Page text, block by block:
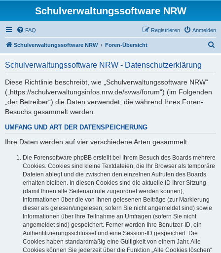
Schulverwaltungssoftware NRW
FAQ Anmelden
Registrieren
Schulverwaltungssoftware NRW Foren-Übersicht
Schulverwaltungssoftware NRW - Datenschutzerklärung
Diese Richtlinie beschreibt, wie „Schulverwaltungssoftware NRW“
(„https://schulverwaltungsinfos.nrw.de/svws/forum“) (im Folgenden
„der Betreiber“) die Daten verwendet, die während Ihres Foren-
Besuchs gesammelt werden.
UMFANG UND ART DER DATENSPEICHERUNG
Ihre Daten werden auf vier verschiedene Arten gesammelt:
Die Forensoftware phpBB erstellt bei Ihrem Besuch des Boards mehrere
Cookies. Cookies sind kleine Textdateien, die Ihr Browser als temporäre
Dateien ablegt und die zwischen den einzelnen Aufrufen des Boards
erhalten bleiben. In diesen Cookies sind die aktuelle ID Ihrer Sitzung
(damit Ihnen alle Seitenaufrufe zugeordnet werden können),
Informationen über die von Ihnen gelesenen Beiträge (zur Markierung
dieser als gelesen/ungelesen; sofern Sie nicht angemeldet sind) sowie
Informationen über Ihre Teilnahme an Umfragen (sofern Sie nicht
angemeldet sind) gespeichert. Ferner werden Ihre Benutzer-ID, ein
Authentifizierungsschlüssel und eine Session-ID gespeichert. Die
Cookies haben standardmäßig eine Gültigkeit von einem Jahr. Alle
Cookies können Sie jederzeit über die Funktion „Alle Cookies löschen“